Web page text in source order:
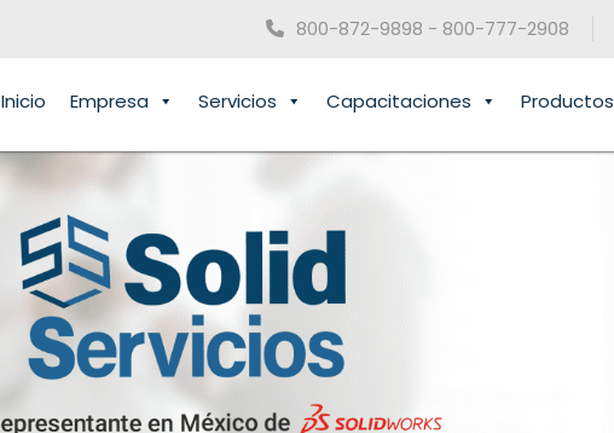
800-872-9898 - 800-777-2908
Inicio Empresa Servicios Capacitaciones Productos